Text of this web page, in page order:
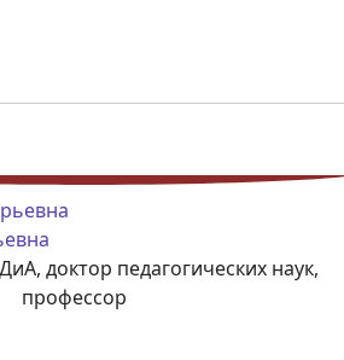
доктор педагогических наук,
профессор